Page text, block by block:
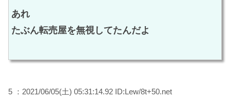
あれ
たぶん転売屋を無視してたんだよ
5 ：2021/06/05(土) 05:31:14.92 ID:Lew/8t+50.net